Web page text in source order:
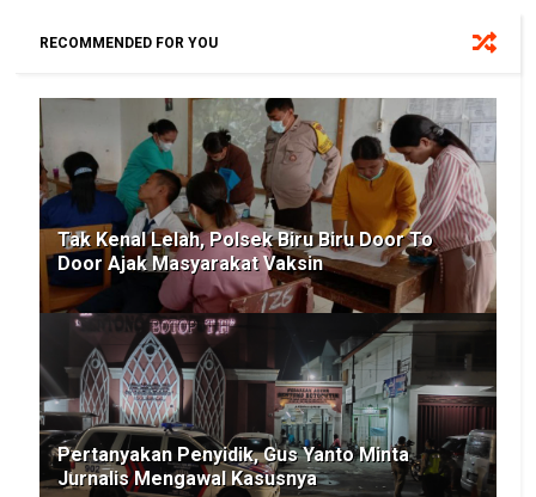
RECOMMENDED FOR YOU
Tak Kenal Lelah, Polsek Biru Biru Door To
Door Ajak Masyarakat Vaksin
Pertanyakan Penyidik, Gus Yanto Minta
Jurnalis Mengawal Kasusnya